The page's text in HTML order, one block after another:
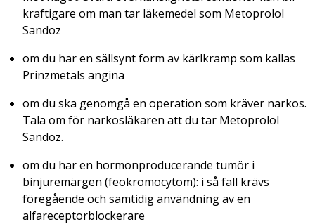
kraftigare om man tar läkemedel som Metoprolol
Sandoz
om du har en sällsynt form av kärlkramp som kallas
Prinzmetals angina
om du ska genomgå en operation som kräver narkos.
Tala om för narkosläkaren att du tar Metoprolol
Sandoz.
om du har en hormonproducerande tumör i
binjuremärgen (feokromocytom): i så fall krävs
föregående och samtidig användning av en
alfareceptorblockerare